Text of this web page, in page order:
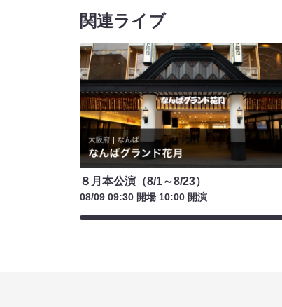
関連ライブ
８月本公演（8/1～8/23）
08/09 09:30 開場 10:00 開演